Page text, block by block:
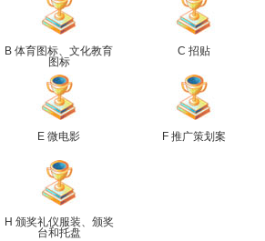
B 体育图标、文化教育
图标
C 招贴
E 微电影 F 推广策划案
H 颁奖礼仪服装、颁奖
台和托盘